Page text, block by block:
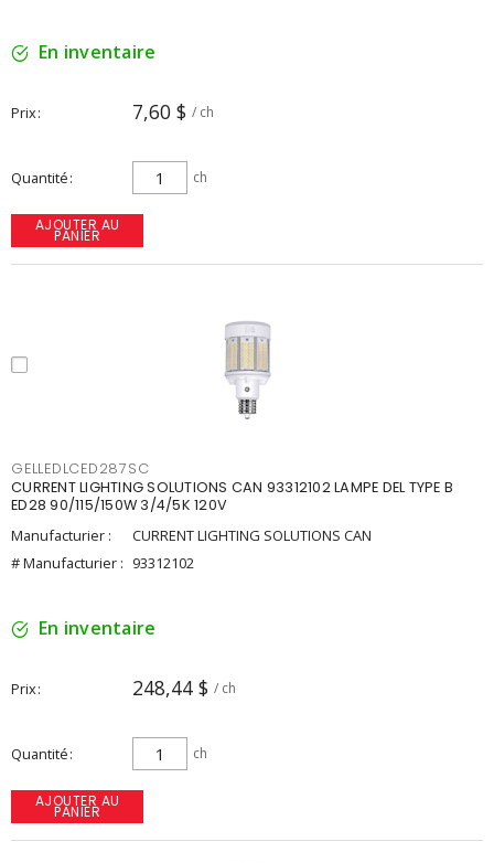
En inventaire
Prix 7,60 $ / ch
Quantité ch
AJOUTER AU
PANIER
GELLEDLCED287SC
CURRENT LIGHTING SOLUTIONS CAN 93312102 LAMPE DEL TYPE B
ED28 90/115/150W 3/4/5K 120V
Manufacturier :
CURRENT LIGHTING SOLUTIONS CAN
# Manufacturier : 93312102
En inventaire
Prix 248,44 $ / ch
Quantité ch
AJOUTER AU
PANIER